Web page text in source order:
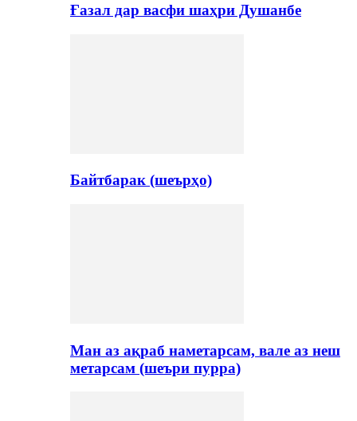
Ғазал дар васфи шаҳри Душанбе
Байтбарак (шеърҳо)
Ман аз ақраб наметарсам, вале аз неш
метарсам (шеъри пурра)